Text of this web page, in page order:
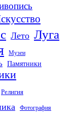
Лето Луга
Музеи
Памятники
Религия
Фотография